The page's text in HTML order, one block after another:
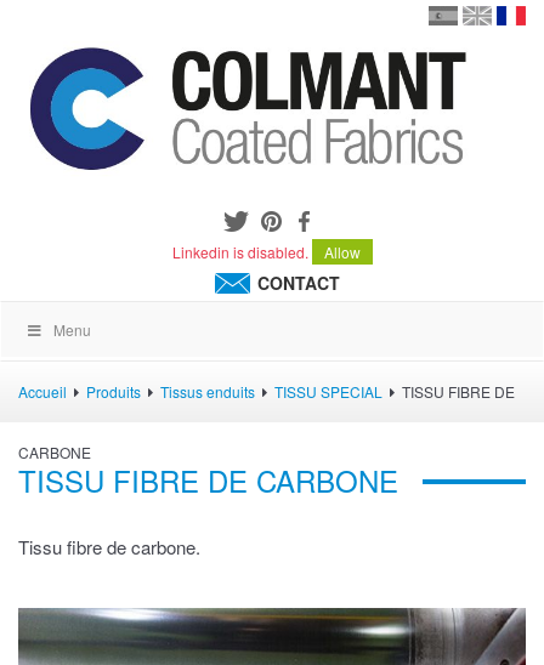
español
Linkedin is disabled. Allow
CONTACT
Menu
Accueil Produits Tissus enduits TISSU SPECIAL TISSU FIBRE DE
CARBONE
TISSU FIBRE DE CARBONE
Tissu fibre de carbone.